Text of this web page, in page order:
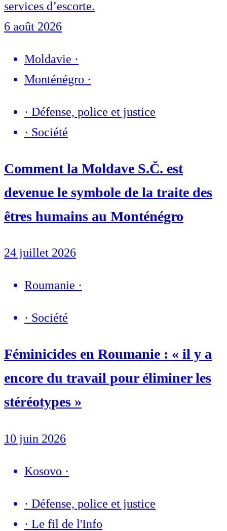
services d’escorte.
6 août 2026
Moldavie ·
Monténégro ·
· Défense, police et justice
· Société
Comment la Moldave S.Č. est
devenue le symbole de la traite des
êtres humains au Monténégro
24 juillet 2026
Roumanie ·
· Société
Féminicides en Roumanie : « il y a
encore du travail pour éliminer les
stéréotypes »
10 juin 2026
Kosovo ·
· Défense, police et justice
· Le fil de l'Info